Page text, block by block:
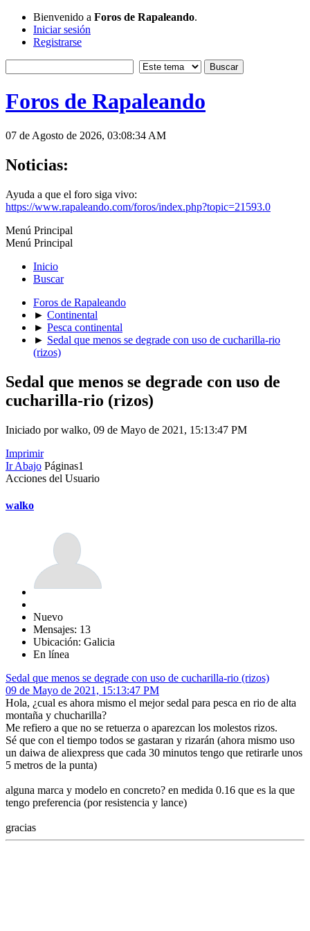
Bienvenido a Foros de Rapaleando.
Iniciar sesión
Registrarse
Foros de Rapaleando
07 de Agosto de 2026, 03:08:34 AM
Noticias:
Ayuda a que el foro siga vivo:
https://www.rapaleando.com/foros/index.php?topic=21593.0
Menú Principal
Menú Principal
Inicio
Buscar
Foros de Rapaleando
► Continental
► Pesca continental
► Sedal que menos se degrade con uso de cucharilla-rio
(rizos)
Sedal que menos se degrade con uso de
cucharilla-rio (rizos)
Iniciado por walko, 09 de Mayo de 2021, 15:13:47 PM
Imprimir
Ir Abajo Páginas1
Acciones del Usuario
walko
Nuevo
Mensajes: 13
Ubicación: Galicia
En línea
Sedal que menos se degrade con uso de cucharilla-rio (rizos)
09 de Mayo de 2021, 15:13:47 PM
Hola, ¿cual es ahora mismo el mejor sedal para pesca en rio de alta
montaña y chucharilla?
Me refiero a que no se retuerza o aparezcan los molestos rizos.
Sé que con el tiempo todos se gastaran y rizarán (ahora mismo uso
un daiwa de aliexpress que cada 30 minutos tengo que retirarle unos
5 metros de la punta)
alguna marca y modelo en concreto? en medida 0.16 que es la que
tengo preferencia (por resistencia y lance)
gracias